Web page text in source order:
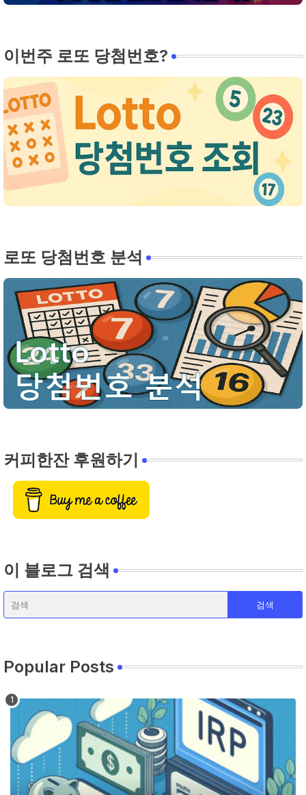
이번주 로또 당첨번호?
로또 당첨번호 분석
커피한잔 후원하기
이 블로그 검색
Popular Posts